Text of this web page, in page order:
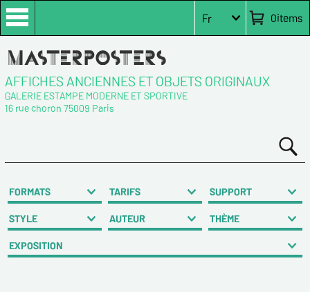
0items
Fr
AFFICHES ANCIENNES ET OBJETS ORIGINAUX
GALERIE ESTAMPE MODERNE ET SPORTIVE
16 rue choron 75009 Paris
FORMATS TARIFS SUPPORT
STYLE AUTEUR THÈME
EXPOSITION